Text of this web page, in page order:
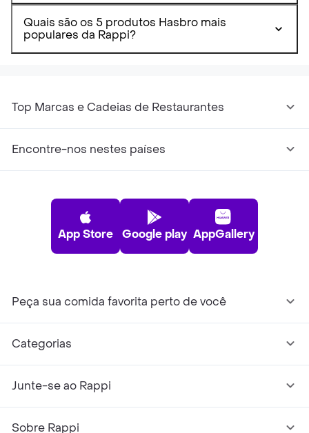
Quais são os 5 produtos Hasbro mais
populares da Rappi?
Top Marcas e Cadeias de Restaurantes
Encontre-nos nestes países
App Store Google play AppGallery
Peça sua comida favorita perto de você
Categorias
Junte-se ao Rappi
Sobre Rappi